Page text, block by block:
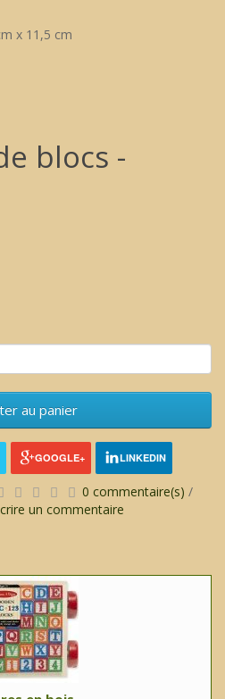
x 11,5 cm
blocs -
au panier
GOOGLE+ LINKEDIN
0 commentaire(s) /
un commentaire